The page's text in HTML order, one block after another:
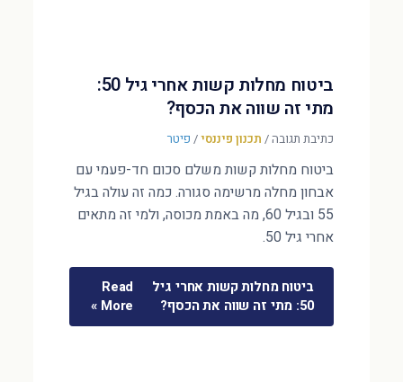
ביטוח מחלות קשות אחרי גיל 50:
מתי זה שווה את הכסף?
כתיבת תגובה/ תכנון פיננסי/ פיטר
ביטוח מחלות קשות משלם סכום חד-פעמי עם
אבחון מחלה מרשימה סגורה. כמה זה עולה בגיל
55 ובגיל 60, מה באמת מכוסה, ולמי זה מתאים
אחרי גיל 50.
ביטוח מחלות קשות אחרי גיל
50: מתי זה שווה את הכסף?
Read
More »